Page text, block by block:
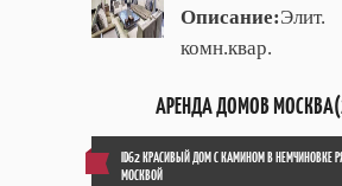
Описание:
комн.квар.
АРЕНДА ДОМОВ
ID62 КРАСИВЫЙ ДОМ С КАМИНОМ В НЕМЧИНОВКЕ
МОСКВОЙ